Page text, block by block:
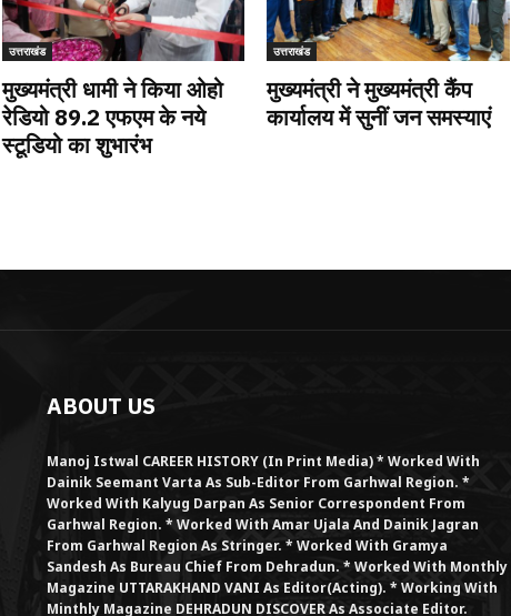
उत्तराखंड
मुख्यमंत्री धामी ने किया ओहो
रेडियो 89.2 एफएम के नये
स्टूडियो का शुभारंभ
उत्तराखंड
मुख्यमंत्री ने मुख्यमंत्री कैंप
कार्यालय में सुनीं जन समस्याएं
ABOUT US
Manoj Istwal CAREER HISTORY (in Print Media) * Worked With
Dainik Seemant Varta As Sub-Editor From Garhwal Region. *
Worked With Kalyug Darpan As Senior Correspondent From
Garhwal Region. * Worked With Amar Ujala And Dainik Jagran
From Garhwal Region As Stringer. * Worked With Gramya
Sandesh As Bureau Chief From Dehradun. * Worked With Monthly
Magazine UTTARAKHAND VANI As Editor(Acting). * Working With
Minthly Magazine DEHRADUN DISCOVER As Associate Editor.